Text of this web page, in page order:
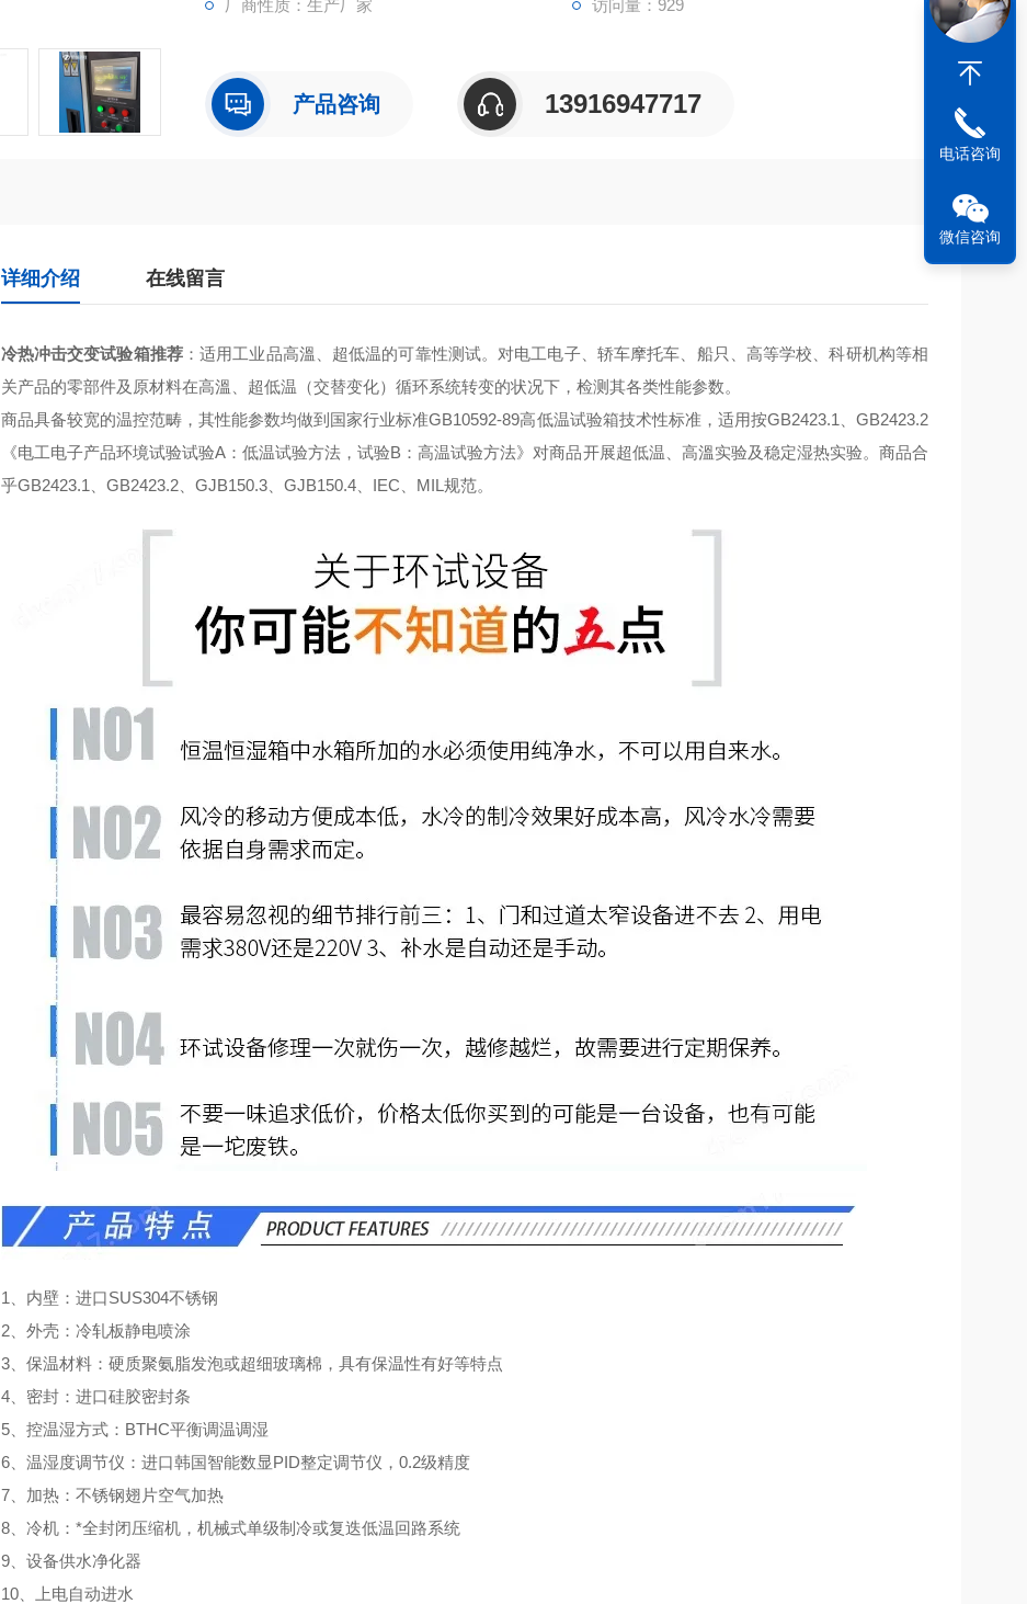
厂商性质：生产厂家 访问量：929
产品咨询 13916947717
详细介绍 在线留言
冷热冲击交变试验箱推荐：适用工业品高溫、超低温的可靠性测试。对电工电子、轿车摩托车、船只、高等学校、科研机构等相
关产品的零部件及原材料在高溫、超低温（交替变化）循环系统转变的状况下，检测其各类性能参数。
商品具备较宽的温控范畴，其性能参数均做到国家行业标准GB10592-89高低温试验箱技术性标准，适用按GB2423.1、GB2423.2
《电工电子产品环境试验试验A：低温试验方法，试验B：高温试验方法》对商品开展超低温、高溫实验及稳定湿热实验。商品合
乎GB2423.1、GB2423.2、GJB150.3、GJB150.4、IEC、MIL规范。
1、内壁：进口SUS304不锈钢
2、外壳：冷轧板静电喷涂
3、保温材料：硬质聚氨脂发泡或超细玻璃棉，具有保温性有好等特点
4、密封：进口硅胶密封条
5、控温湿方式：BTHC平衡调温调湿
6、温湿度调节仪：进口韩国智能数显PID整定调节仪，0.2级精度
7、加热：不锈钢翅片空气加热
8、冷机：*全封闭压缩机，机械式单级制冷或复迭低温回路系统
9、设备供水净化器
10、上电自动进水
电话咨询
微信咨询